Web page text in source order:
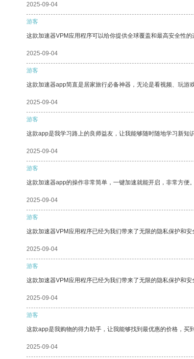
2025-09-04
游客
这款加速器VPM应用程序可以给你提供全球覆盖和最高安全性的
2025-09-04
游客
这款加速器app简直是居家旅行必备神器，无论是看视频、玩游
2025-09-04
游客
这款app是我学习路上的良师益友，让我能够随时随地学习新知
2025-09-04
游客
这款加速器app的操作非常简单，一键加速就能开启，非常方便。
2025-09-04
游客
这款加速器VPM应用程序已经为我们带来了无限的隐私保护和安
2025-09-04
游客
这款加速器VPM应用程序已经为我们带来了无限的隐私保护和安
2025-09-04
游客
这款app是我购物的得力助手，让我能够找到最优惠的价格，买
2025-09-04